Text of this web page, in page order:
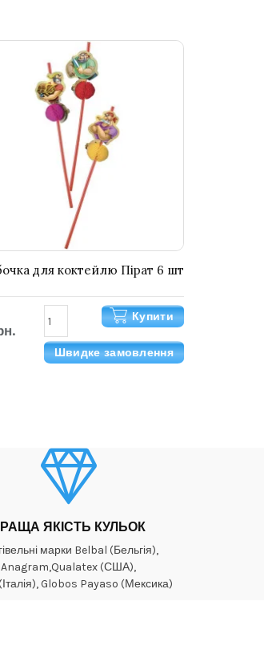
для коктейлю Пірат 6 шт
Купити
Швидке замовлення
ЯКІСТЬ КУЛЬОК
марки Belbal (Бельгія),
Anagram,Qualatex (США),
Globos Payaso (Мексика)